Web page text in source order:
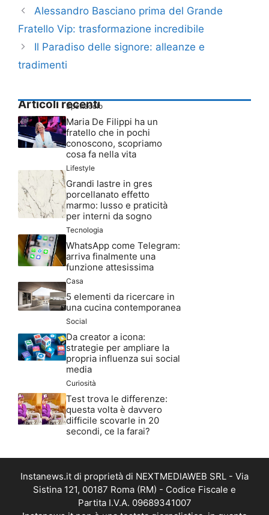
Alessandro Basciano prima del Grande
Fratello Vip: trasformazione incredibile
Il Paradiso delle signore: alleanze e
tradimenti
Articoli recenti
Spettacolo
Maria De Filippi ha un
fratello che in pochi
conoscono, scopriamo
cosa fa nella vita
Lifestyle
Grandi lastre in gres
porcellanato effetto
marmo: lusso e praticità
per interni da sogno
Tecnologia
WhatsApp come Telegram:
arriva finalmente una
funzione attesissima
Casa
5 elementi da ricercare in
una cucina contemporanea
Social
Da creator a icona:
strategie per ampliare la
propria influenza sui social
media
Curiosità
Test trova le differenze:
questa volta è davvero
difficile scovarle in 20
secondi, ce la farai?
Instanews.it di proprietà di NEXTMEDIAWEB SRL - Via
Sistina 121, 00187 Roma (RM) - Codice Fiscale e
Partita I.V.A. 09689341007